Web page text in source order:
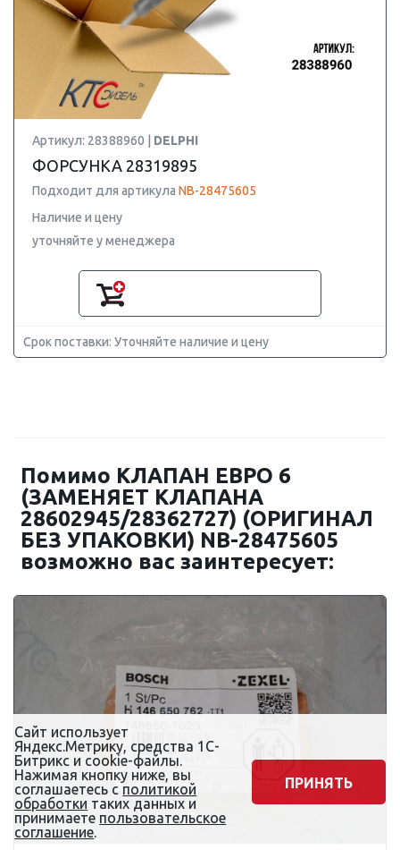
Артикул: 28388960 | DELPHI
ФОРСУНКА 28319895
Подходит для артикула NB-28475605
Наличие и цену
уточняйте у менеджера
Срок поставки: Уточняйте наличие и цену
Помимо КЛАПАН ЕВРО 6
(ЗАМЕНЯЕТ КЛАПАНА
28602945/28362727) (ОРИГИНАЛ
БЕЗ УПАКОВКИ) NB-28475605
возможно вас заинтересует:
Сайт использует
Яндекс.Метрику, средства 1С-
Битрикс и cookie-файлы.
Нажимая кнопку ниже, вы
соглашаетесь с политикой
обработки таких данных и
принимаете пользовательское
соглашение.
ПРИНЯТЬ